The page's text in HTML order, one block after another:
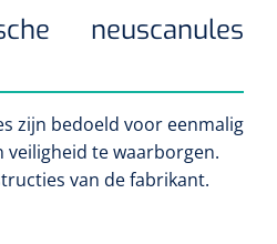
neuscanules
zijn bedoeld voor eenmalig
veiligheid te waarborgen.
van de fabrikant.